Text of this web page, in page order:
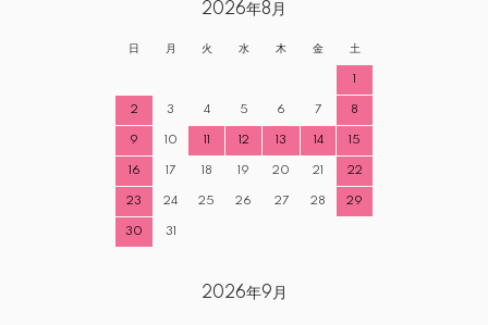
2026年8月
日 月 火 水 木 金 土
2 3 4 5 6 7 8
9 10 12 13 14 15
16 17 18 19 20 21 22
23 24 25 26 27 28 29
30 31
2026年9月